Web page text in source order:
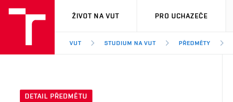
VUT
ŽIVOT NA VUT PRO UCHAZEČE
VUT STUDIUM NA VUT PŘEDMĚTY
DETAIL PŘEDMĚTU